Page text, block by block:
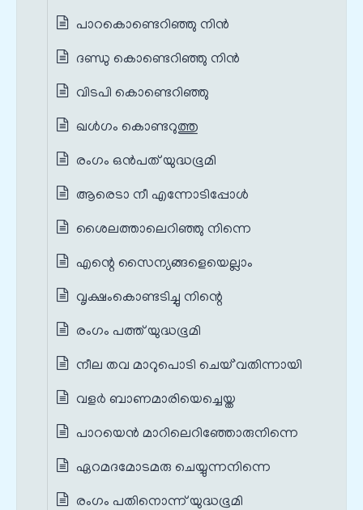
പാറകൊണ്ടെറിഞ്ഞു നിന്‍
ദണ്ഡു കൊണ്ടെറിഞ്ഞു നിന്‍
വിടപി കൊണ്ടെറിഞ്ഞു
ഖള്‍ഗം കൊണ്ടറുത്തു
രംഗം ഒൻപത് യുദ്ധഭൂമി
ആരെടാ നീ എന്നോടിപ്പോൾ
ശൈലത്താലെറിഞ്ഞു നിന്നെ
എന്റെ സൈന്യങ്ങളെയെല്ലാം
വൃക്ഷംകൊണ്ടടിച്ചു നിന്റെ
രംഗം പത്ത് യുദ്ധഭൂമി
നീല തവ മാറുപൊടി ചെയ്`വതിന്നായി
വളർ ബാണമാരിയെച്ചെയ്ത
പാറയെന്‍ മാറിലെറിഞ്ഞോരുനിന്നെ
ഏറമദമോടമരു ചെയ്യുന്നനിന്നെ
രംഗം പതിനൊന്ന് യുദ്ധഭൂമി